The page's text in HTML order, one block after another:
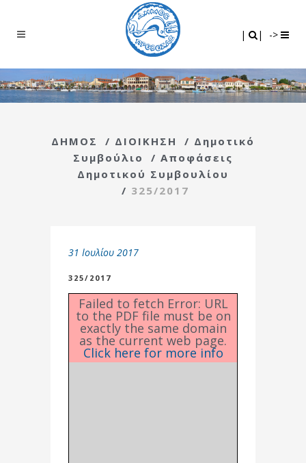
| | ->
ΔΗΜΟΣ / ΔΙΟΙΚΗΣΗ / Δημοτικό
Συμβούλιο
/ Αποφάσεις
Δημοτικού Συμβουλίου
/ 325/2017
31 Ιουλίου 2017
325/2017
Failed to fetch Error: URL
to the PDF file must be on
exactly the same domain
as the current web page.
Click here for more info